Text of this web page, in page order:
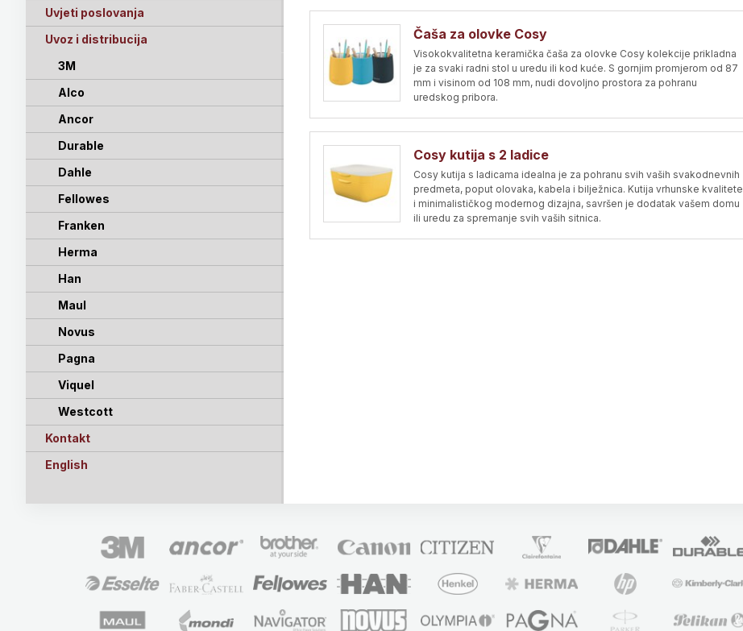
Uvjeti poslovanja
Uvoz i distribucija
3M
Alco
Ancor
Durable
Dahle
Fellowes
Franken
Herma
Han
Maul
Novus
Pagna
Viquel
Westcott
Kontakt
English
Čaša za olovke Cosy
Visokokvalitetna keramička čaša za olovke Cosy kolekcije prikladna
je za svaki radni stol u uredu ili kod kuće. S gornjim promjerom od 87
mm i visinom od 108 mm, nudi dovoljno prostora za pohranu
uredskog pribora.
Cosy kutija s 2 ladice
Cosy kutija s ladicama idealna je za pohranu svih vaših svakodnevnih
predmeta, poput olovaka, kabela i bilježnica. Kutija vrhunske kvalitete
i minimalističkog modernog dizajna, savršen je dodatak vašem domu
ili uredu za spremanje svih vaših sitnica.